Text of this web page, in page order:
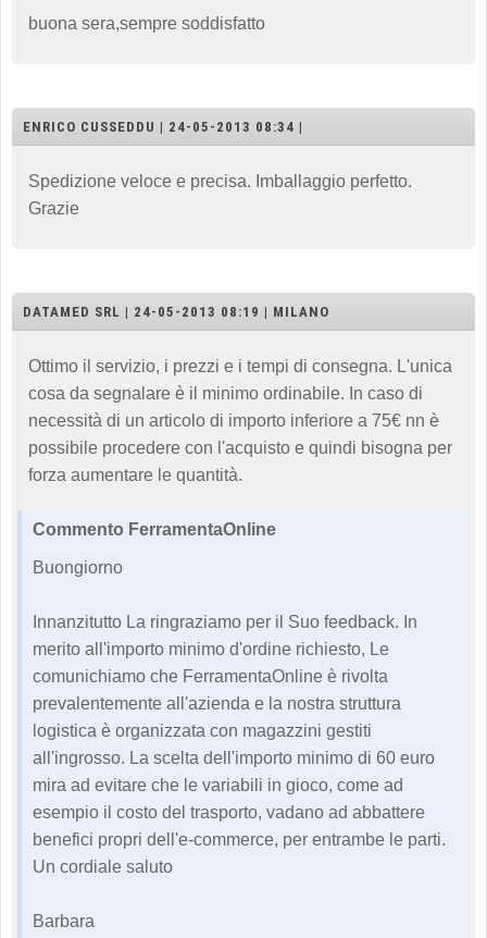
buona sera,sempre soddisfatto
ENRICO CUSSEDDU | 24-05-2013 08:34 |
Spedizione veloce e precisa. Imballaggio perfetto.
Grazie
DATAMED SRL | 24-05-2013 08:19 | MILANO
Ottimo il servizio, i prezzi e i tempi di consegna. L'unica
cosa da segnalare è il minimo ordinabile. In caso di
necessità di un articolo di importo inferiore a 75€ nn è
possibile procedere con l'acquisto e quindi bisogna per
forza aumentare le quantità.
Commento FerramentaOnline
Buongiorno
Innanzitutto La ringraziamo per il Suo feedback. In
merito all'importo minimo d'ordine richiesto, Le
comunichiamo che FerramentaOnline è rivolta
prevalentemente all'azienda e la nostra struttura
logistica è organizzata con magazzini gestiti
all'ingrosso. La scelta dell'importo minimo di 60 euro
mira ad evitare che le variabili in gioco, come ad
esempio il costo del trasporto, vadano ad abbattere
benefici propri dell'e-commerce, per entrambe le parti.
Un cordiale saluto
Barbara